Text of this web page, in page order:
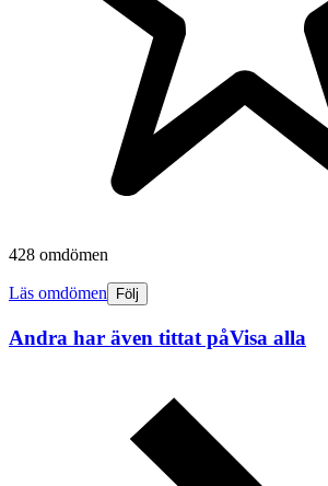
428 omdömen
Läs omdömen Följ
Andra har även tittat påVisa alla